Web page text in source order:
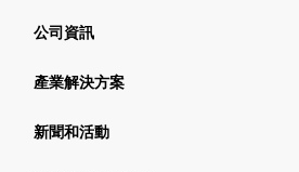
公司資訊
產業解決方案
新聞和活動